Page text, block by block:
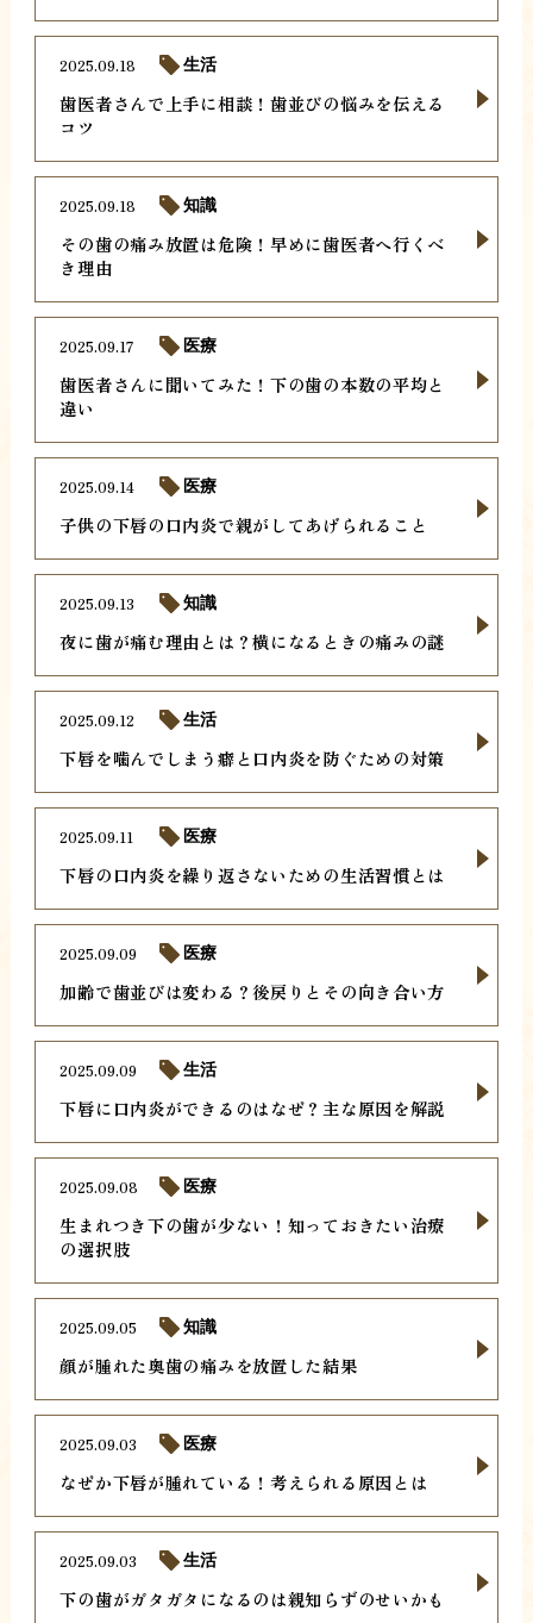
歯医者さんで上手に相談！歯並びの悩みを伝える
コツ
2025.09.18 生活
その歯の痛み放置は危険！早めに歯医者へ行くべ
き理由
2025.09.18 知識
歯医者さんに聞いてみた！下の歯の本数の平均と
違い
2025.09.17 医療
子供の下唇の口内炎で親がしてあげられること
2025.09.14 医療
夜に歯が痛む理由とは？横になるときの痛みの謎
2025.09.13 知識
下唇を噛んでしまう癖と口内炎を防ぐための対策
2025.09.12 生活
下唇の口内炎を繰り返さないための生活習慣とは
2025.09.11 医療
加齢で歯並びは変わる？後戻りとその向き合い方
2025.09.09 医療
下唇に口内炎ができるのはなぜ？主な原因を解説
2025.09.09 生活
生まれつき下の歯が少ない！知っておきたい治療
の選択肢
2025.09.08 医療
顔が腫れた奥歯の痛みを放置した結果
2025.09.05 知識
なぜか下唇が腫れている！考えられる原因とは
2025.09.03 医療
下の歯がガタガタになるのは親知らずのせいかも
2025.09.03 生活